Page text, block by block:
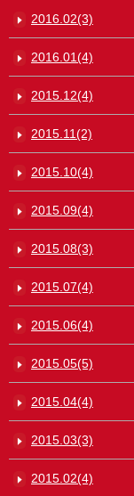
2016.02(3)
2016.01(4)
2015.12(4)
2015.11(2)
2015.10(4)
2015.09(4)
2015.08(3)
2015.07(4)
2015.06(4)
2015.05(5)
2015.04(4)
2015.03(3)
2015.02(4)